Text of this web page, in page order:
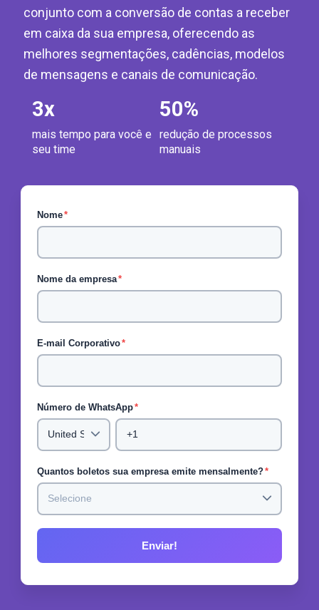
conjunto com a conversão de contas a receber
em caixa da sua empresa, oferecendo as
melhores segmentações, cadências, modelos
de mensagens e canais de comunicação.
3x
mais tempo para você e
seu time
50%
redução de processos
manuais
Nome*
Nome da empresa*
E-mail Corporativo*
Número de WhatsApp*
Quantos boletos sua empresa emite mensalmente?*